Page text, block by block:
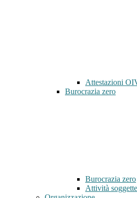
Attestazioni
Burocrazia zero
Burocrazia zero
Attività